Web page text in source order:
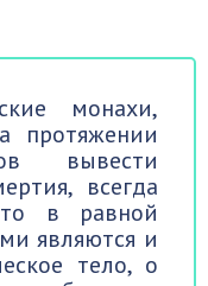
монахи,
протяжении
вывести
всегда
в равной
являются и
тело, о